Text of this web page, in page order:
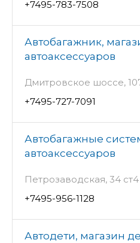
+7495-783-7508
Автобагажник,
автоаксессуаров
Дмитровское шоссе,
+7495-727-7091
Автобагажные
автоаксессуаров
Петрозаводская, 34 ст4
+7495-956-1128
Автодети, магазин